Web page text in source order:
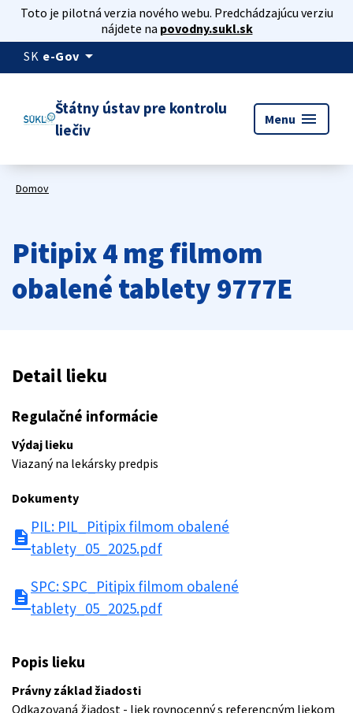
Toto je pilotná verzia nového webu. Predchádzajúcu verziu
nájdete na povodny.sukl.sk
SK e-Gov arrow_drop_down
Štátny ústav pre kontrolu
liečiv
Menu menu
Domov
Pitipix 4 mg filmom
obalené tablety 9777E
Detail lieku
Regulačné informácie
Výdaj lieku
Viazaný na lekársky predpis
Dokumenty
description
PIL: PIL_Pitipix filmom obalené
tablety_05_2025.pdf
description
SPC: SPC_Pitipix filmom obalené
tablety_05_2025.pdf
Popis lieku
Právny základ žiadosti
Odkazovaná žiadost - liek rovnocenný s referencným liekom